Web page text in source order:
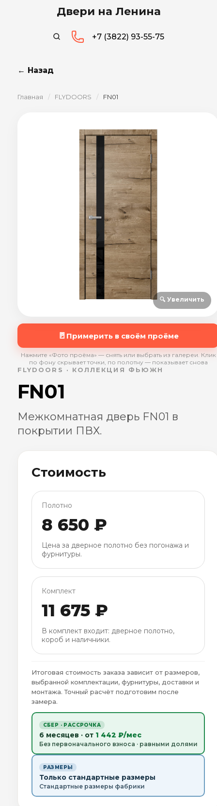
Двери на Ленина
+7 (3822) 93-55-75
← Назад
Главная / FLYDOORS / FN01
🔍 Увеличить
🚪 Примерить в своём проёме
Нажмите «Фото проёма» — снять или выбрать из галереи. Клик
по фону скрывает точки, по полотну — показывает снова
FLYDOORS · КОЛЛЕКЦИЯ ФЬЮЖН
FN01
Межкомнатная дверь FN01 в
покрытии ПВХ.
Стоимость
Полотно
8 650 ₽
Цена за дверное полотно без погонажа и
фурнитуры.
Комплект
11 675 ₽
В комплект входит: дверное полотно,
короб и наличники.
Итоговая стоимость заказа зависит от размеров,
выбранной комплектации, фурнитуры, доставки и
монтажа. Точный расчёт подготовим после
замера.
СБЕР · РАССРОЧКА
6 месяцев · от 1 442 ₽/мес
Без первоначального взноса · равными долями
РАЗМЕРЫ
Только стандартные размеры
Стандартные размеры фабрики